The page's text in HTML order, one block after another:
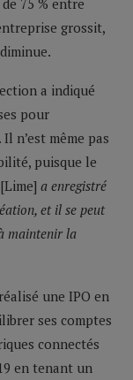
grossit,
a indiqué
pour
n’est même pas
puisque le
a enregistré
et il se peut
maintenir la
une IPO en
ses comptes
connectés
en tenant un